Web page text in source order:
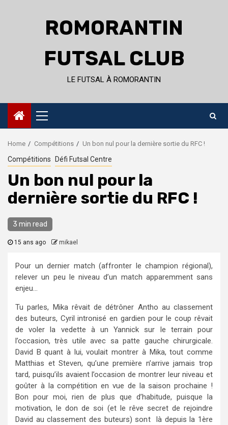
ROMORANTIN
FUTSAL CLUB
LE FUTSAL À ROMORANTIN
Primary
Menu
Home Compétitions Un bon nul pour la dernière sortie du RFC !
Compétitions Défi Futsal Centre
Un bon nul pour la
dernière sortie du RFC !
3 min read
15 ans ago mikael
Pour un dernier match (affronter le champion régional),
relever un peu le niveau d’un match apparemment sans
enjeu…
Tu parles, Mika rêvait de détrôner Antho au classement
des buteurs, Cyril intronisé en gardien pour le coup rêvait
de voler la vedette à un Yannick sur le terrain pour
l’occasion, très utile avec sa patte gauche chirurgicale.
David B quant à lui, voulait montrer à Mika, tout comme
Matthias et Steven, qu’une première n’arrive jamais trop
tard, puisqu’ils avaient l’occasion de montrer leur niveau et
goûter à la compétition en vue de la saison prochaine !
Bon pour moi, rien de plus que d’habitude, puisque la
motivation, le don de soi (et le rêve secret de rejoindre
David au classement des buteurs) sont là depuis la 1ère